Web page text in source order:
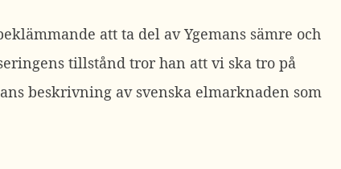
att ta del av Ygemans sämre och
tillstånd tror han att vi ska tro på
beskrivning av svenska elmarknaden som